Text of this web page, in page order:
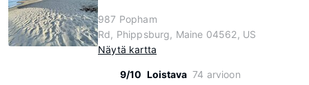
987 Popham
Rd, Phippsburg, Maine 04562, US
Näytä kartta
9/10 Loistava 74 arvioon